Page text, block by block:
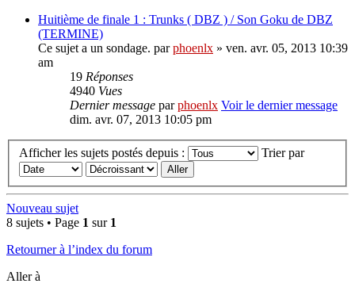
Huitième de finale 1 : Trunks ( DBZ ) / Son Goku de DBZ
(TERMINE)
Ce sujet a un sondage. parphoenlx » ven. avr. 05, 2013 10:39
am
19 Réponses
4940 Vues
Dernier message parphoenlx Voir le dernier message
dim. avr. 07, 2013 10:05 pm
Afficher les sujets postés depuis : Trier par
Nouveau sujet
8 sujets • Page 1 sur 1
Retourner à l’index du forum
Aller à